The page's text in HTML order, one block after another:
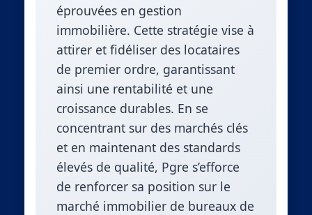
éprouvées en gestion
immobilière. Cette stratégie vise à
attirer et fidéliser des locataires
de premier ordre, garantissant
ainsi une rentabilité et une
croissance durables. En se
concentrant sur des marchés clés
et en maintenant des standards
élevés de qualité, Pgre s’efforce
de renforcer sa position sur le
marché immobilier de bureaux de